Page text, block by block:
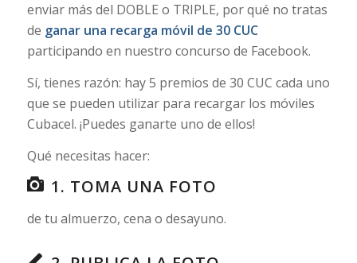
enviar más del DOBLE o TRIPLE, por qué no tratas
de ganar una recarga móvil de 30 CUC
participando en nuestro concurso de Facebook.
Sí, tienes razón: hay 5 premios de 30 CUC cada uno
que se pueden utilizar para recargar los móviles
Cubacel. ¡Puedes ganarte uno de ellos!
Qué necesitas hacer:
1. TOMA UNA FOTO
de tu almuerzo, cena o desayuno.